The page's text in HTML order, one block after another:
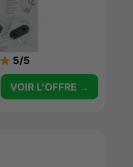
5/5
VOIR L'OFFRE →